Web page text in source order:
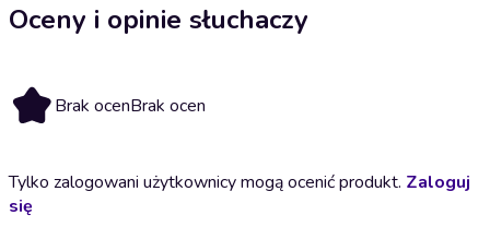
Oceny i opinie słuchaczy
Brak ocenBrak ocen
Tylko zalogowani użytkownicy mogą ocenić produkt. Zaloguj
się